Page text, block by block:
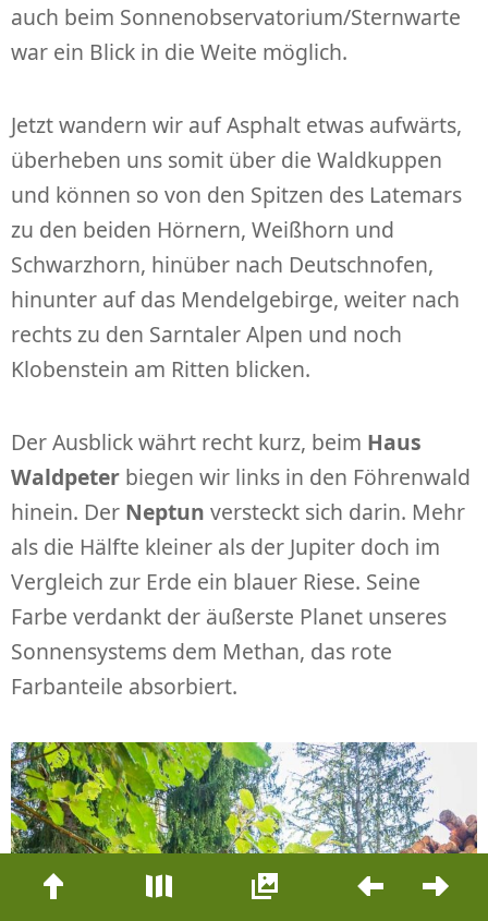
Beitrags-
Navigation
auch beim Sonnenobservatorium/Sternwarte
war ein Blick in die Weite möglich.
Jetzt wandern wir auf Asphalt etwas aufwärts,
überheben uns somit über die Waldkuppen
und können so von den Spitzen des Latemars
zu den beiden Hörnern, Weißhorn und
Schwarzhorn, hinüber nach Deutschnofen,
hinunter auf das Mendelgebirge, weiter nach
rechts zu den Sarntaler Alpen und noch
Klobenstein am Ritten blicken.
Der Ausblick währt recht kurz, beim Haus
Waldpeter biegen wir links in den Föhrenwald
hinein. Der Neptun versteckt sich darin. Mehr
als die Hälfte kleiner als der Jupiter doch im
Vergleich zur Erde ein blauer Riese. Seine
Farbe verdankt der äußerste Planet unseres
Sonnensystems dem Methan, das rote
Farbanteile absorbiert.